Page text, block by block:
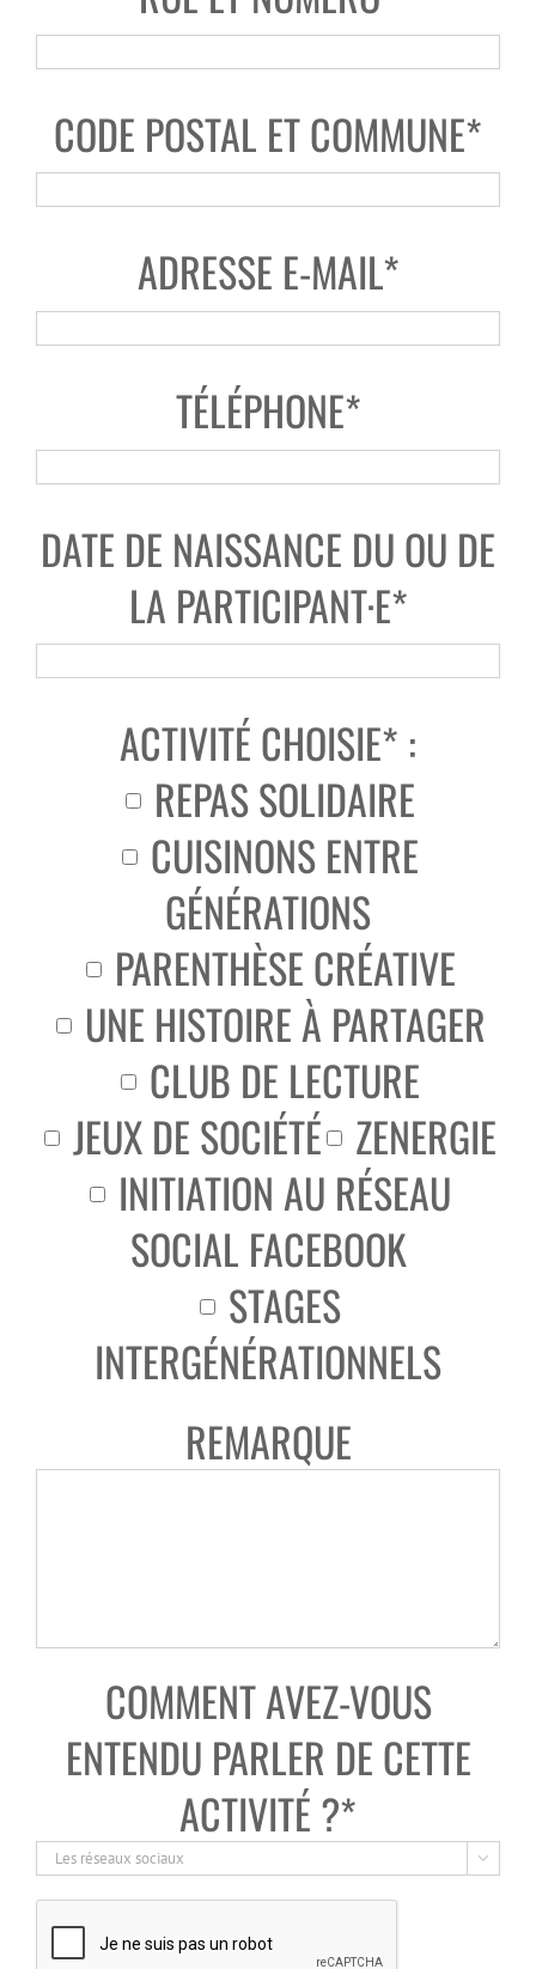
CODE POSTAL ET COMMUNE*
ADRESSE E-MAIL*
TÉLÉPHONE*
DATE DE NAISSANCE DU OU DE
LA PARTICIPANT·E*
ACTIVITÉ CHOISIE* :
REPAS SOLIDAIRE
CUISINONS ENTRE
GÉNÉRATIONS
PARENTHÈSE CRÉATIVE
UNE HISTOIRE À PARTAGER
CLUB DE LECTURE
JEUX DE SOCIÉTÉ ZENERGIE
INITIATION AU RÉSEAU
SOCIAL FACEBOOK
STAGES
INTERGÉNÉRATIONNELS
REMARQUE
COMMENT AVEZ-VOUS
ENTENDU PARLER DE CETTE
ACTIVITÉ ?*
